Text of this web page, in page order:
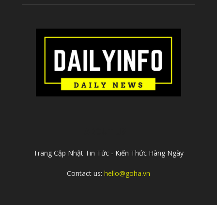
Trang Cập Nhật Tin Tức - Kiến Thức Hàng Ngày
Contact us: hello@goha.vn